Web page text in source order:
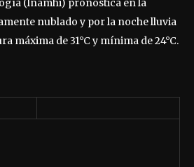
nublado y por la noche lluvia
máxima de 31°C y mínima de 24°C.